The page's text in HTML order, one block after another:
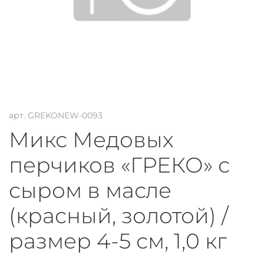
арт. GREKONEW-0093
Микс Медовых
перчиков «ГРЕКО» с
сыром в масле
(красный, золотой) /
размер 4-5 см, 1,0 кг